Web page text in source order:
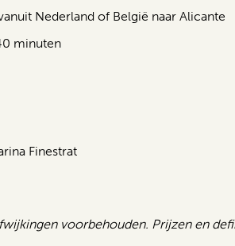
Nederland of België naar Alicante
minuten
Finestrat
voorbehouden. Prijzen en